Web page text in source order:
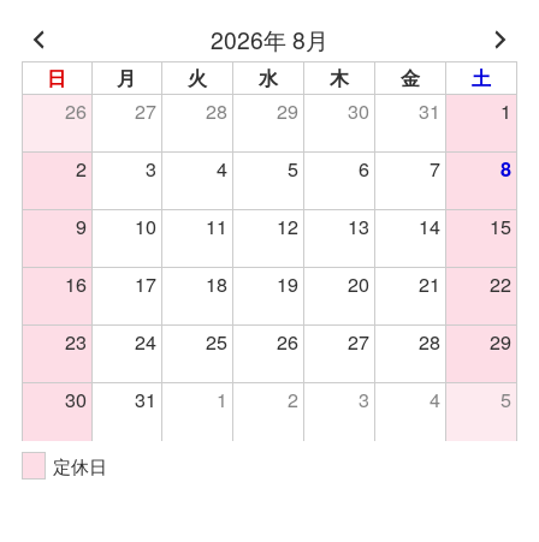
2026年 8月
日 月 火 水 木 金 土
26 27 28 29 30 31
1
2
3 4 5 6 7 8
9 10 11 12 13 14
15
16
17 18 19 20 21
22
23
24 25 26 27 28
29
30
31 1 2 3 4 5
定休日